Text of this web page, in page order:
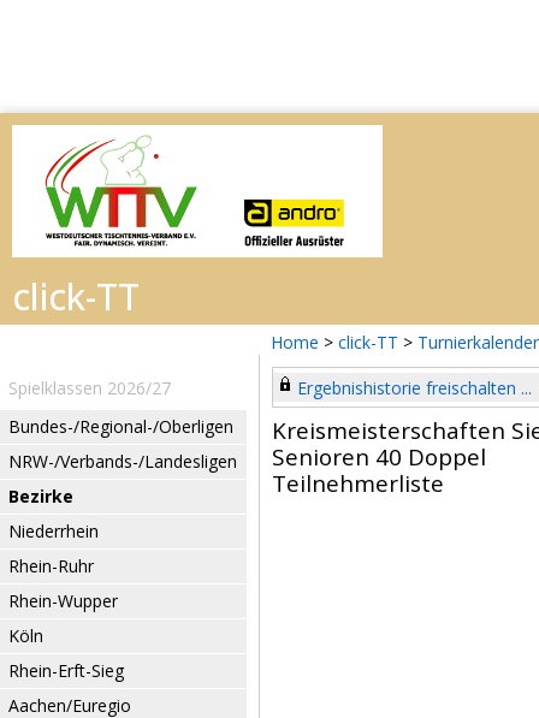
Home > click-TT > Turnierkalender
Spielklassen 2026/27
Bundes-/Regional-/Oberligen
NRW-/Verbands-/Landesligen
Bezirke
Niederrhein
Rhein-Ruhr
Rhein-Wupper
Köln
Rhein-Erft-Sieg
Aachen/Euregio
Ergebnishistorie freischalten ...
Kreismeisterschaften
Senioren 40 Doppel
Teilnehmerliste